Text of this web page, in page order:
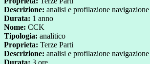
Descrizione: analisi e profilazione
Durata: 1 anno
Nome: CCK
Tipologia: analitico
Proprieta: Terze Parti
Descrizione: analisi e profilazione